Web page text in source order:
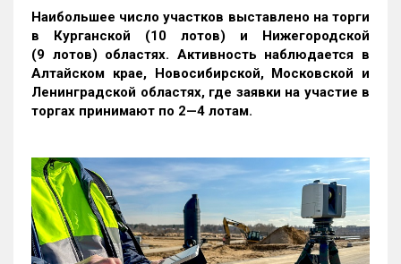
Наибольшее число участков выставлено на торги
в Курганской (10 лотов) и Нижегородской
(9 лотов) областях. Активность наблюдается в
Алтайском крае, Новосибирской, Московской и
Ленинградской областях, где заявки на участие в
торгах принимают по 2—4 лотам.